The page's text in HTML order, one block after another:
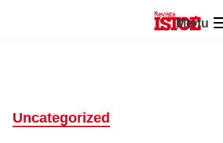
Menu
Uncategorized